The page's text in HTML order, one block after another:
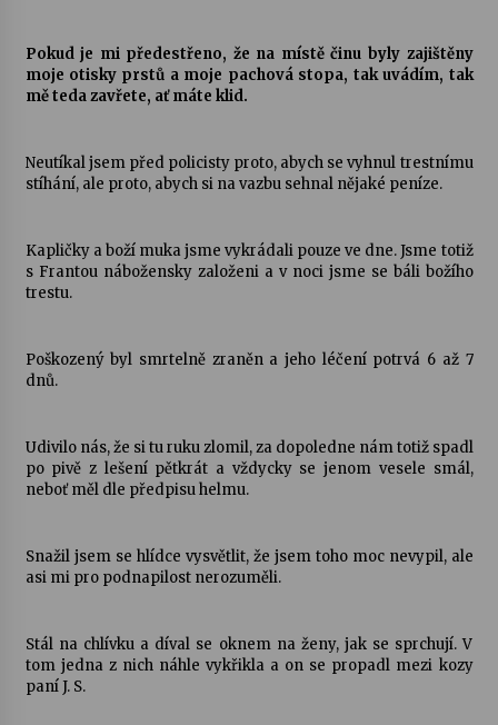
Pokud je mi předestřeno, že na místě činu byly zajištěny
moje otisky prstů a moje pachová stopa, tak uvádím, tak
mě teda zavřete, ať máte klid.
Neutíkal jsem před policisty proto, abych se vyhnul trestnímu
stíhání, ale proto, abych si na vazbu sehnal nějaké peníze.
Kapličky a boží muka jsme vykrádali pouze ve dne. Jsme totiž
s Frantou nábožensky založeni a v noci jsme se báli božího
trestu.
Poškozený byl smrtelně zraněn a jeho léčení potrvá 6 až 7
dnů.
Udivilo nás, že si tu ruku zlomil, za dopoledne nám totiž spadl
po pivě z lešení pětkrát a vždycky se jenom vesele smál,
neboť měl dle předpisu helmu.
Snažil jsem se hlídce vysvětlit, že jsem toho moc nevypil, ale
asi mi pro podnapilost nerozuměli.
Stál na chlívku a díval se oknem na ženy, jak se sprchují. V
tom jedna z nich náhle vykřikla a on se propadl mezi kozy
paní J. S.